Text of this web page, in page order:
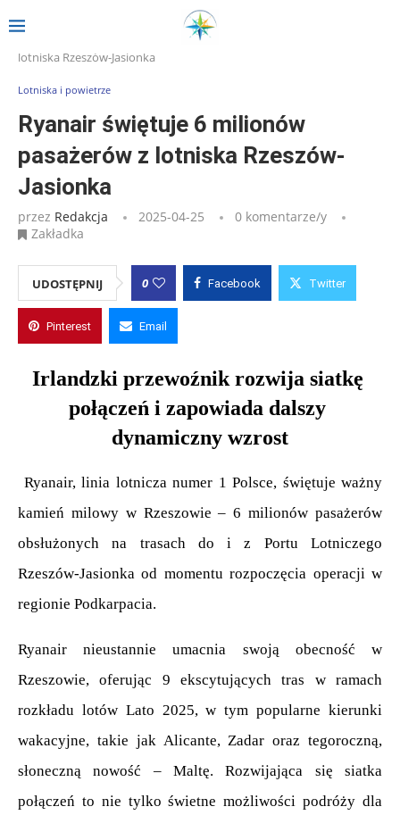
Strona główna
Ryanair świętuje 6 milionów pasażerów z
lotniska Rzeszów-Jasionka
Lotniska i powietrze
Ryanair świętuje 6 milionów
pasażerów z lotniska Rzeszów-
Jasionka
przez Redakcja 2025-04-25
0 komentarze/y
Zakładka
UDOSTĘPNIJ 0 Facebook Twitter
Pinterest Email
Irlandzki przewoźnik rozwija siatkę
połączeń i zapowiada dalszy
dynamiczny wzrost
kamień milowy w Rzeszowie – 6 milionów pasażerów
obsłużonych na trasach do i z Portu Lotniczego
Rzeszów-Jasionka od momentu rozpoczęcia operacji w
regionie Podkarpacia.
Ryanair nieustannie umacnia swoją obecność w
Rzeszowie, oferując 9 ekscytujących tras w ramach
rozkładu lotów Lato 2025, w tym popularne kierunki
wakacyjne, takie jak Alicante, Zadar oraz tegoroczną,
słoneczną nowość – Maltę. Rozwijająca się siatka
połączeń to nie tylko świetne możliwości podróży dla